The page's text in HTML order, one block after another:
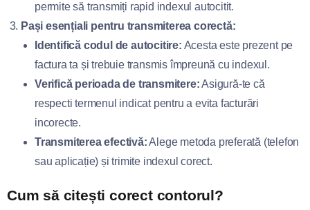
permite să transmiți rapid indexul autocitit.
Pași esențiali pentru transmiterea corectă:
Identifică codul de autocitire: Acesta este prezent pe
factura ta și trebuie transmis împreună cu indexul.
Verifică perioada de transmitere:Asigură-te că
respecti termenul indicat pentru a evita facturări
incorecte.
Transmiterea efectivă:Alege metoda preferată (telefon
sau aplicație) și trimite indexul corect.
Cum să citești corect contorul?